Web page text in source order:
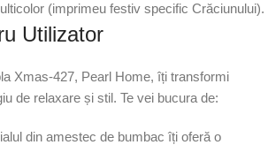
(imprimeu festiv specific Crăciunului).
Utilizator
Xmas-427, Pearl Home, îți transformi
de relaxare și stil. Te vei bucura de:
din amestec de bumbac îți oferă o